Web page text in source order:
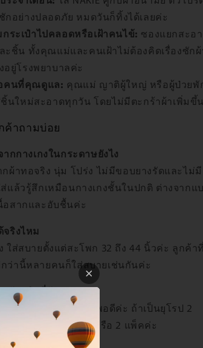
กอย่างปลอดภัย หมดวันก็ทิ้งได้เลยค่ะ
กระเป๋าไปคลอดหรือเฝ้าคนไข้: ซองแยกสะอ
ะชิ้น ทั้งคุณแม่และคนเฝ้าไม่ต้องคิดเรื่องซักผ้
อยู่โรงพยาบาลค่ะ
คนที่คุณดูแล: คุณแม่ ญาติผู้ใหญ่ หรือผู้ป่วยพั
นใหม่สะอาดทุกวัน โดยไม่มีตะกร้าผ้าเพิ่มขึ้
ค้าถามบ่อย
ากกางเกงในกระดาษยังไง
กผ้าทอจริง นุ่ม โปร่ง ไม่มีขอบยางรัดและไม่มี
แล้วรู้สึกเหมือนกางเกงชั้นในปกติ ต่างจากแ
อสากและอับชื้นค่ะ
ริงไหม
ใส่สบายตั้งแต่สะโพก 32 ถึง 44 นิ้วค่ะ ลูกค้าที่
ว่านี้หลายคนก็ใส่สบายเช่นกันค่ะ
รับทริปกี่วัน
อย่างญี่ปุ่นใช้ 12 ชิ้นพอดีค่ะ ถ้าเป็นยุโรป 2
เยอะ แนะนำ 24 ชิ้น หรือ 2 แพ็คค่ะ